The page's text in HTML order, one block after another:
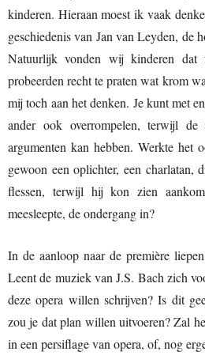
kinderen. Hieraan moest ik vaak
geschiedenis van Jan van Leyden, de
Natuurlijk vonden wij kinderen
probeerden recht te praten wat krom
mij toch aan het denken. Je kunt met
ander ook overrompelen, terwijl
argumenten kan hebben. Werkte het
gewoon een oplichter, een charlatan,
flessen, terwijl hij kon zien
meesleepte, de ondergang in?
In de aanloop naar de première
Leent de muziek van J.S. Bach zich
deze opera willen schrijven? Is dit
zou je dat plan willen uitvoeren? Zal
in een persiflage van opera, of, nog